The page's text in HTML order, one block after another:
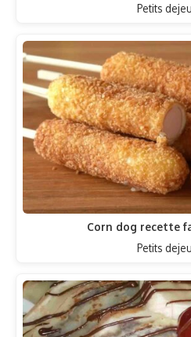
Petits
Corn dog recette
Petits